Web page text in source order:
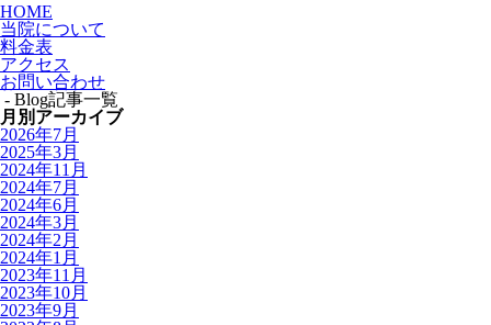
HOME
当院について
料金表
アクセス
お問い合わせ
- Blog記事一覧
月別アーカイブ
2026年7月
2025年3月
2024年11月
2024年7月
2024年6月
2024年3月
2024年2月
2024年1月
2023年11月
2023年10月
2023年9月